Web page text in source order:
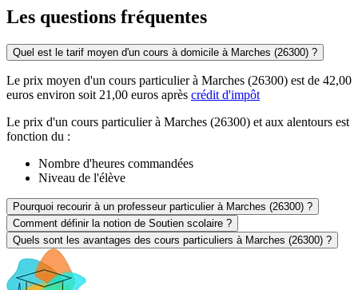
Les questions fréquentes
Quel est le tarif moyen d'un cours à domicile à Marches (26300) ?
Le prix moyen d'un cours particulier à Marches (26300) est de 42,00
euros environ soit 21,00 euros après crédit d'impôt
Le prix d'un cours particulier à Marches (26300) et aux alentours est
fonction du :
Nombre d'heures commandées
Niveau de l'élève
Pourquoi recourir à un professeur particulier à Marches (26300) ?
Comment définir la notion de Soutien scolaire ?
Quels sont les avantages des cours particuliers à Marches (26300) ?